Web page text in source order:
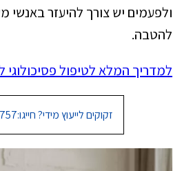
ולפעמים יש צורך להיעזר באנשי
להטבה.
למדריך המלא לטיפול פסיכולוגי
זקוקים לייעוץ מידי? חייגו: